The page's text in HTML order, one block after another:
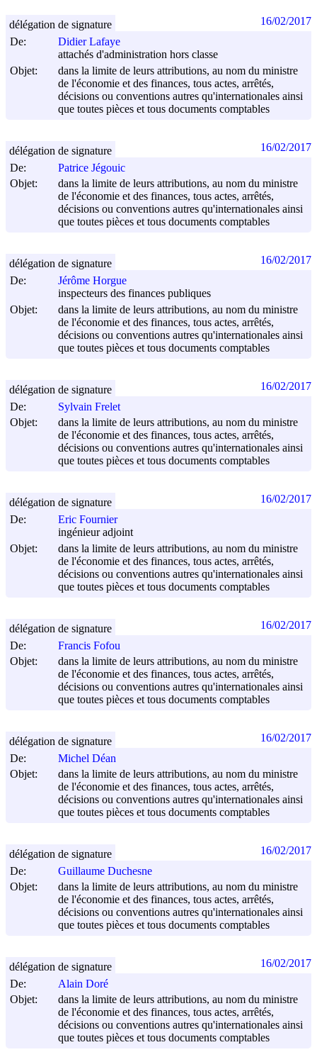
De:
Didier Lafaye
attachés d'administration hors classe
Objet:
dans la limite de leurs attributions, au nom du ministre
de l'économie et des finances, tous actes, arrêtés,
décisions ou conventions autres qu'internationales ainsi
que toutes pièces et tous documents comptables
délégation de signature 16/02/2017
De:
Patrice Jégouic
Objet:
dans la limite de leurs attributions, au nom du ministre
de l'économie et des finances, tous actes, arrêtés,
décisions ou conventions autres qu'internationales ainsi
que toutes pièces et tous documents comptables
délégation de signature 16/02/2017
De:
Jérôme Horgue
inspecteurs des finances publiques
Objet:
dans la limite de leurs attributions, au nom du ministre
de l'économie et des finances, tous actes, arrêtés,
décisions ou conventions autres qu'internationales ainsi
que toutes pièces et tous documents comptables
délégation de signature 16/02/2017
De:
Sylvain Frelet
Objet:
dans la limite de leurs attributions, au nom du ministre
de l'économie et des finances, tous actes, arrêtés,
décisions ou conventions autres qu'internationales ainsi
que toutes pièces et tous documents comptables
délégation de signature 16/02/2017
De:
Eric Fournier
ingénieur adjoint
Objet:
dans la limite de leurs attributions, au nom du ministre
de l'économie et des finances, tous actes, arrêtés,
décisions ou conventions autres qu'internationales ainsi
que toutes pièces et tous documents comptables
délégation de signature 16/02/2017
De:
Francis Fofou
Objet:
dans la limite de leurs attributions, au nom du ministre
de l'économie et des finances, tous actes, arrêtés,
décisions ou conventions autres qu'internationales ainsi
que toutes pièces et tous documents comptables
délégation de signature 16/02/2017
De:
Michel Déan
Objet:
dans la limite de leurs attributions, au nom du ministre
de l'économie et des finances, tous actes, arrêtés,
décisions ou conventions autres qu'internationales ainsi
que toutes pièces et tous documents comptables
délégation de signature 16/02/2017
De:
Guillaume Duchesne
Objet:
dans la limite de leurs attributions, au nom du ministre
de l'économie et des finances, tous actes, arrêtés,
décisions ou conventions autres qu'internationales ainsi
que toutes pièces et tous documents comptables
délégation de signature 16/02/2017
De:
Alain Doré
Objet:
dans la limite de leurs attributions, au nom du ministre
de l'économie et des finances, tous actes, arrêtés,
décisions ou conventions autres qu'internationales ainsi
que toutes pièces et tous documents comptables
délégation de signature 16/02/2017